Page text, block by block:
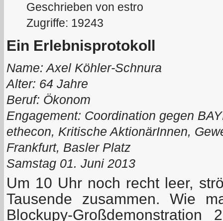
Geschrieben von estro
Zugriffe: 19243
Ein Erlebnisprotokoll
Name: Axel Köhler-Schnura
Alter: 64 Jahre
Beruf: Ökonom
Engagement: Coordination gegen
ethecon, Kritische AktionärInnen,
Frankfurt, Basler Platz
Samstag 01. Juni 2013
Um 10 Uhr noch recht leer,
Tausende zusammen. Wie
Blockupy-